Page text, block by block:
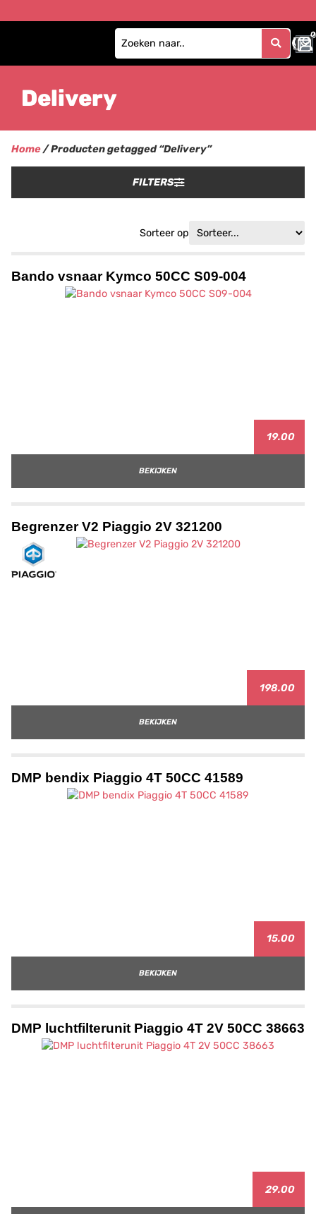
0
0
Delivery
Home/ Producten getagged “Delivery”
FILTERS
Sorteer op
Bando vsnaar Kymco 50CC S09-004
19.00
BEKIJKEN
Begrenzer V2 Piaggio 2V 321200
198.00
BEKIJKEN
DMP bendix Piaggio 4T 50CC 41589
15.00
BEKIJKEN
DMP luchtfilterunit Piaggio 4T 2V 50CC 38663
29.00